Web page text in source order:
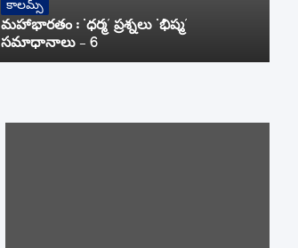
కాలమ్స్
మహాభారతం : ‘ధర్మ’ ప్రశ్నలు ‘భీష్మ’
సమాధానాలు – 6